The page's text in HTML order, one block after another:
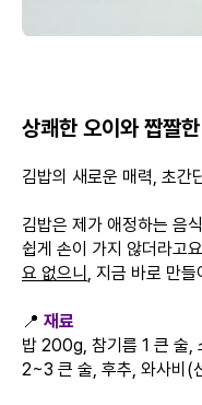
상쾌한 오이와 짭짤
김밥의 새로운 매력, 초간
김밥은 제가 애정하는 음
쉽게 손이 가지 않더라고
요 없으니, 지금 바로 만
📍 재료
밥 200g, 참기름 1 큰 술,
2~3 큰 술, 후추, 와사비(